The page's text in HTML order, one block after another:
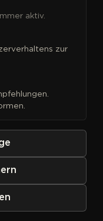
00 Seeds
00 Cheese
aktiv.
zur